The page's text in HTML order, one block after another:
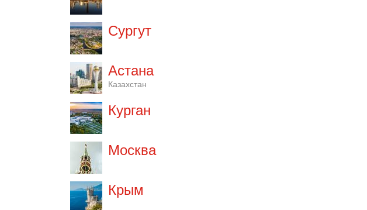
Сургут
Астана
Казахстан
Курган
Москва
Крым